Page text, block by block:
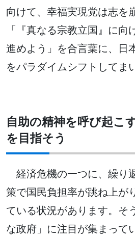
向けて、幸福実現党は志を
「『真なる宗教立国』に向
進めよう」を合言葉に、日
をパラダイムシフトしてま
自助の精神を呼び起こ
を目指そう
経済危機の一つに、繰り
策で国民負担率が跳ね上が
ている状況があります。そ
な政府」に注目が集まって